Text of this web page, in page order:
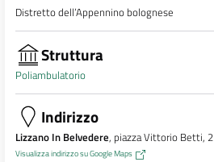
Distretto dell’Appennino bolognese
Struttura
Poliambulatorio
Indirizzo
Lizzano In Belvedere, piazza Vittorio Betti, 2
Visualizza indirizzo su Google Maps